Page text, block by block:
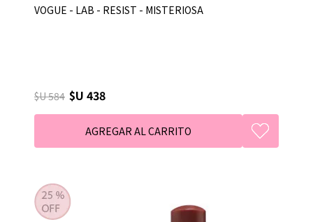
VOGUE - LAB - RESIST - MISTERIOSA
$U 584 $U 438